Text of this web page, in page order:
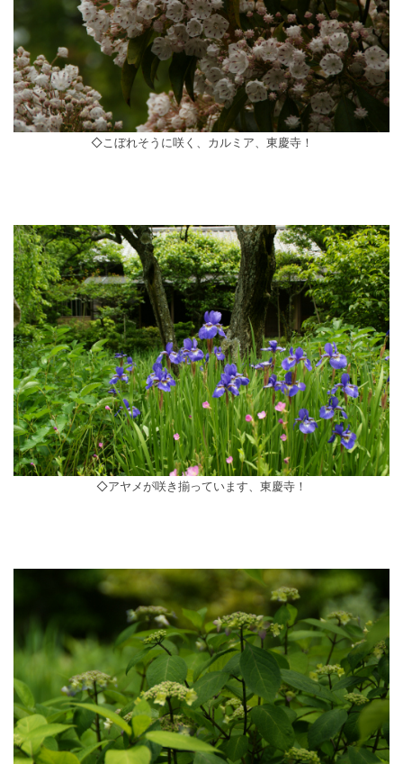
◇こぼれそうに咲く、カルミア、東慶寺！
◇アヤメが咲き揃っています、東慶寺！